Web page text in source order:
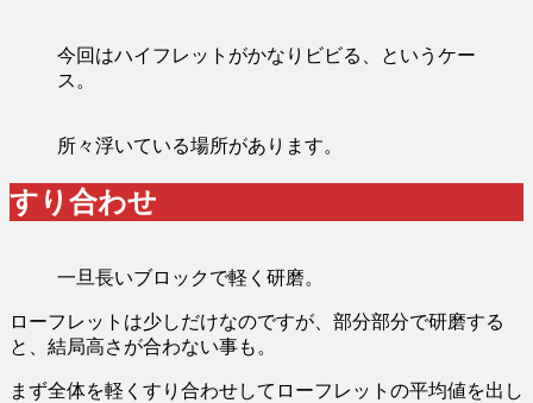
今回はハイフレットがかなりビビる、というケー
ス。
所々浮いている場所があります。
すり合わせ
一旦長いブロックで軽く研磨。
ローフレットは少しだけなのですが、部分部分で研磨する
と、結局高さが合わない事も。
まず全体を軽くすり合わせしてローフレットの平均値を出し